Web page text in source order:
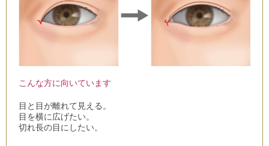
こんな方に向いています
目と目が離れて見える。
目を横に広げたい。
切れ長の目にしたい。